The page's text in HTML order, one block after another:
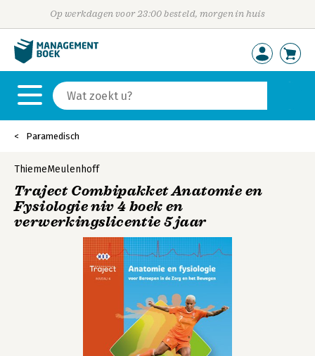
Op werkdagen voor 23:00 besteld, morgen in huis
Paramedisch
ThiemeMeulenhoff
Traject Combipakket Anatomie en
Fysiologie niv 4 boek en
verwerkingslicentie 5 jaar